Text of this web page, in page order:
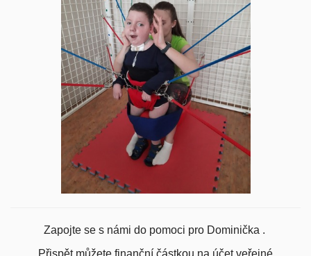
Zapojte se s námi do pomoci pro Dominička .
Přispět můžete finanční částkou na účet veřejné